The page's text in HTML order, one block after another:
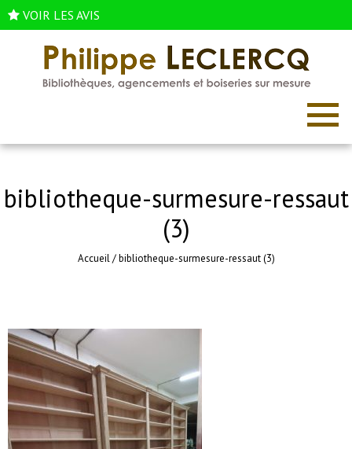
VOIR LES AVIS
bibliotheque-surmesure-ressaut
(3)
Accueil/bibliotheque-surmesure-ressaut (3)